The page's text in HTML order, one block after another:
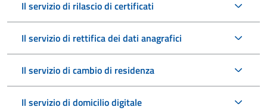
Il servizio di rilascio di certificati
Il servizio di rettifica dei dati anagrafici
Il servizio di cambio di residenza
Il servizio di domicilio digitale